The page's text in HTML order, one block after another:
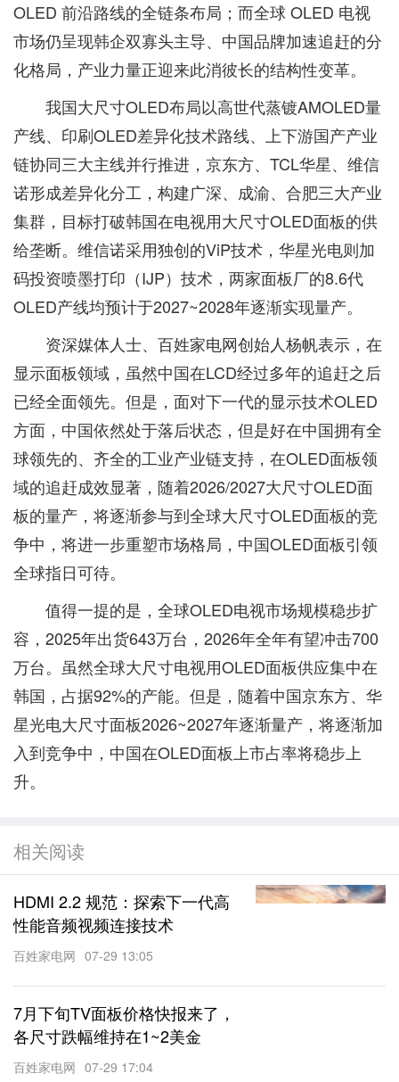
OLED 前沿路线的全链条布局；而全球 OLED 电视
市场仍呈现韩企双寡头主导、中国品牌加速追赶的分
化格局，产业力量正迎来此消彼长的结构性变革。
我国大尺寸OLED布局以高世代蒸镀AMOLED量
产线、印刷OLED差异化技术路线、上下游国产产业
链协同三大主线并行推进，京东方、TCL华星、维信
诺形成差异化分工，构建广深、成渝、合肥三大产业
集群，目标打破韩国在电视用大尺寸OLED面板的供
给垄断。维信诺采用独创的ViP技术，华星光电则加
码投资喷墨打印（IJP）技术，两家面板厂的8.6代
OLED产线均预计于2027~2028年逐渐实现量产。
资深媒体人士、百姓家电网创始人杨帆表示，在
显示面板领域，虽然中国在LCD经过多年的追赶之后
已经全面领先。但是，面对下一代的显示技术OLED
方面，中国依然处于落后状态，但是好在中国拥有全
球领先的、齐全的工业产业链支持，在OLED面板领
域的追赶成效显著，随着2026/2027大尺寸OLED面
板的量产，将逐渐参与到全球大尺寸OLED面板的竞
争中，将进一步重塑市场格局，中国OLED面板引领
全球指日可待。
值得一提的是，全球OLED电视市场规模稳步扩
容，2025年出货643万台，2026年全年有望冲击700
万台。虽然全球大尺寸电视用OLED面板供应集中在
韩国，占据92%的产能。但是，随着中国京东方、华
星光电大尺寸面板2026~2027年逐渐量产，将逐渐加
入到竞争中，中国在OLED面板上市占率将稳步上
升。
相关阅读
HDMI 2.2 规范：探索下一代高
性能音频视频连接技术
百姓家电网 07-29 13:05
7月下旬TV面板价格快报来了，
各尺寸跌幅维持在1~2美金
百姓家电网 07-29 17:04